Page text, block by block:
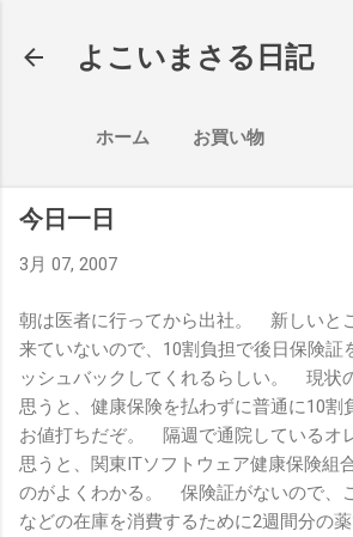
よこいまさる日記
ホーム お買い物
今日一日
3月 07, 2007
朝は医者に行ってから出社。 新しいと
来ていないので、10割負担で後日保険証
ッシュバックしてくれるらしい。 現状
思うと、健康保険を払わずに普通に10割
お値打ちだぞ。 隔週で通院しているオ
思うと、関東ITソフトウェア健康保険組
のがよくわかる。 保険証がないので、
などの在庫を消費するために2週間分の